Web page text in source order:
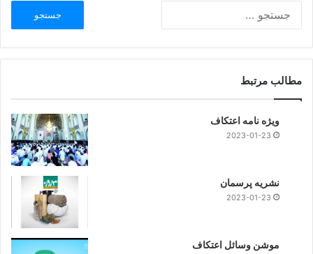
مطالب مرتبط
ویژه نامه اعتکاف
2023-01-23
نشریه پرسمان
2023-01-23
موشن وسائل اعتکاف